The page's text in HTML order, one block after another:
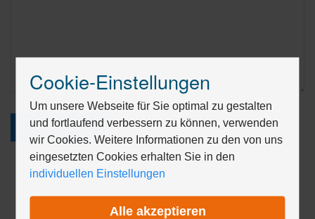
ABSENDEN
Drücken
Tab,
um
durch
die
Optionen
Cookie-Einstellungen
Um unsere Webseite für Sie optimal zu gestalten
und fortlaufend verbessern zu können, verwenden
wir Cookies. Weitere Informationen zu den von uns
eingesetzten Cookies erhalten Sie in den
individuellen Einstellungen
Alle akzeptieren